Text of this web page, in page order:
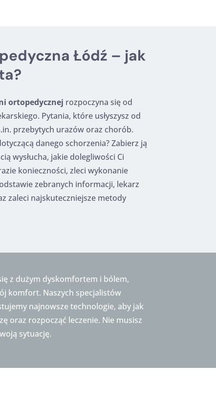
Łódź – jak
ortopedycznej rozpoczyna się od
Pytania, które usłyszysz od
przebytych urazów oraz chorób.
danego schorzenia? Zabierz ją
wysłucha, jakie dolegliwości Ci
konieczności, zleci wykonanie
zebranych informacji, lekarz
zaleci najskuteczniejsze metody
z dużym dyskomfortem i bólem,
komfort. Naszych specjalistów
najnowsze technologie, aby jak
oraz rozpocząć leczenie. Nie musisz
sytuację.